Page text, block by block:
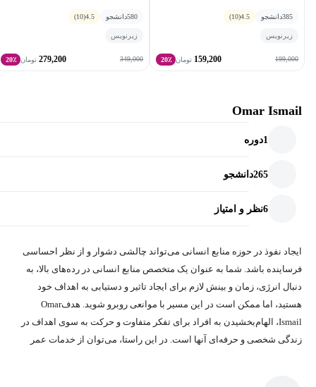
385دانشجو 4.5
(10)
زیرنویس
199,000
159,200 تومان 20٪
580دانشجو 4.5
(10)
زیرنویس
349,000
279,200 تومان 20٪
Omar Ismail
1دوره
265دانشجو
6نظر و امتیاز
ایجاد نفوذ در حوزه منابع انسانی می‌تواند چالشی دشوار و از نظر احساسی
فرساینده باشد. شما به عنوان یک متخصص منابع انسانی در رده‌های بالا، به
دنبال انرژی، زمان و بینش لازم برای ایجاد تاثیر و دستیابی به اهداف خود
هستید، اما ممکن است در این مسیر با موانعی روبرو شوید. هدفOmar
Ismail، الهام‌بخشیدن به افراد برای تفکر متفاوت و حرکت به سوی اهداف در
زندگی شخصی و حرفه‌ای آنها است. در این راستا، می‌توان از خدمات عمر